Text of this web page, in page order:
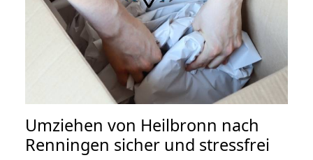
Umziehen von Heilbronn nach
Renningen sicher und stressfrei